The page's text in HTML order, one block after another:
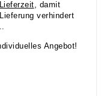
, damit
verhindert
Angebot!